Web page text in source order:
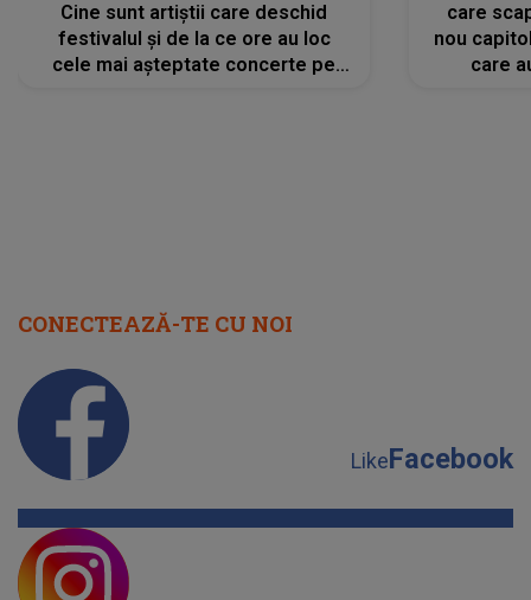
Cine sunt artiștii care deschid
festivalul și de la ce ore au loc
cele mai așteptate concerte pe
care
nou
care
CONECTEAZĂ-TE CU NOI
LikeFacebook